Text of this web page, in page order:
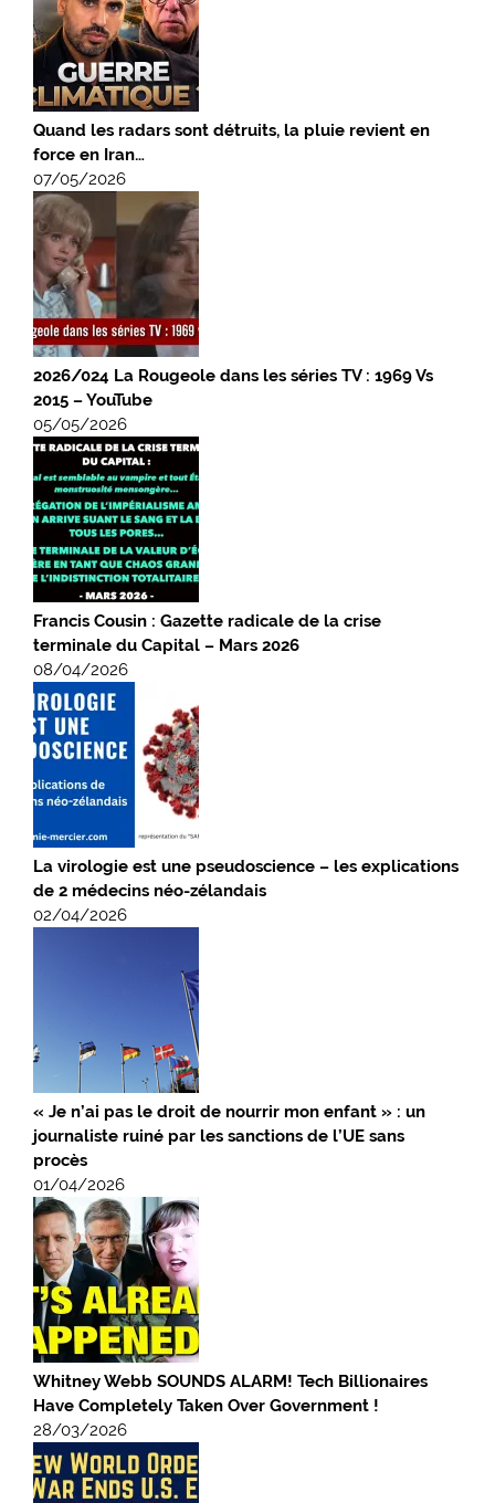
Quand les radars sont détruits, la pluie revient en
force en Iran…
07/05/2026
2026/024 La Rougeole dans les séries TV : 1969 Vs
2015 – YouTube
05/05/2026
Francis Cousin : Gazette radicale de la crise
terminale du Capital – Mars 2026
08/04/2026
La virologie est une pseudoscience – les explications
de 2 médecins néo-zélandais
02/04/2026
« Je n’ai pas le droit de nourrir mon enfant » : un
journaliste ruiné par les sanctions de l’UE sans
procès
01/04/2026
Whitney Webb SOUNDS ALARM! Tech Billionaires
Have Completely Taken Over Government !
28/03/2026